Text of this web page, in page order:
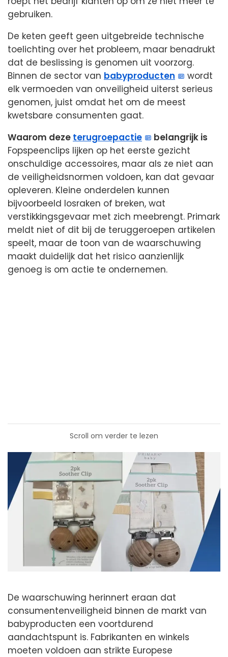
gebruiken.
De keten geeft geen uitgebreide technische
toelichting over het probleem, maar benadrukt
dat de beslissing is genomen uit voorzorg.
Binnen de sector van babyproducten
wordt
elk vermoeden van onveiligheid uiterst serieus
genomen, juist omdat het om de meest
kwetsbare consumenten gaat.
Waarom deze terugroepactie
belangrijk is
Fopspeenclips lijken op het eerste gezicht
onschuldige accessoires, maar als ze niet aan
de veiligheidsnormen voldoen, kan dat gevaar
opleveren. Kleine onderdelen kunnen
bijvoorbeeld losraken of breken, wat
verstikkingsgevaar met zich meebrengt. Primark
meldt niet of dit bij de teruggeroepen artikelen
speelt, maar de toon van de waarschuwing
maakt duidelijk dat het risico aanzienlijk
genoeg is om actie te ondernemen.
Scroll om verder te lezen
De waarschuwing herinnert eraan dat
consumentenveiligheid binnen de markt van
babyproducten een voortdurend
aandachtspunt is. Fabrikanten en winkels
moeten voldoen aan strikte Europese